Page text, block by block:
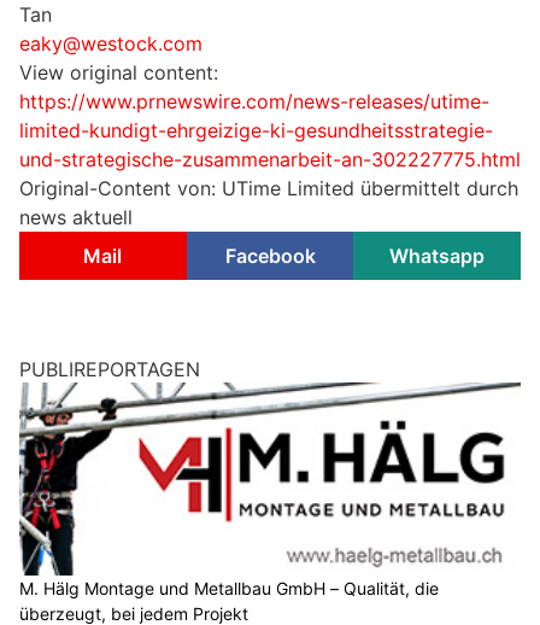
Tan
eaky@westock.com
View original content:
https://www.prnewswire.com/news-releases/utime-
limited-kundigt-ehrgeizige-ki-gesundheitsstrategie-
und-strategische-zusammenarbeit-an-302227775.html
Original-Content von: UTime Limited übermittelt durch
news aktuell
Mail
Facebook Whatsapp
PUBLIREPORTAGEN
M. Hälg Montage und Metallbau GmbH – Qualität, die
überzeugt, bei jedem Projekt